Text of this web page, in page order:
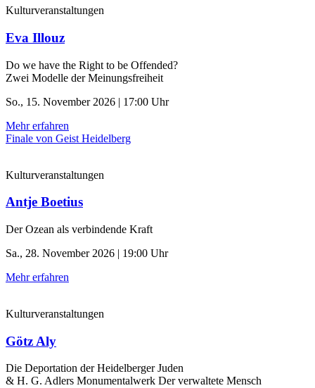
Kulturveranstaltungen
Eva Illouz
Do we have the Right to be Offended?
Zwei Modelle der Meinungsfreiheit
So., 15. November 2026 | 17:00 Uhr
Mehr erfahren
Finale von Geist Heidelberg
Kulturveranstaltungen
Antje Boetius
Der Ozean als verbindende Kraft
Sa., 28. November 2026 | 19:00 Uhr
Mehr erfahren
Kulturveranstaltungen
Götz Aly
Die Deportation der ­Heidelberger Juden
& H. G. Adlers Monumentalwerk Der verwaltete Mensch